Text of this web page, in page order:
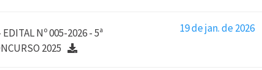
EDITAL Nº 005-2026 - 5ª
2025
19 de jan. de 2026